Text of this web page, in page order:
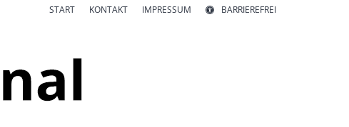
START KONTAKT IMPRESSUM BARRIEREFREI